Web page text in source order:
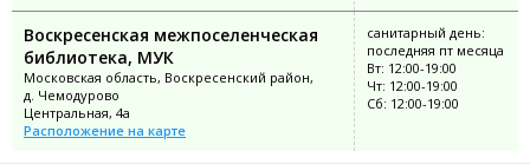
Воскресенская межпоселенческая
библиотека, МУК
Московская область, Воскресенский район,
д. Чемодурово
Центральная, 4а
Расположение на карте
санитарный день:
последняя пт месяца
Вт: 12:00-19:00
Чт: 12:00-19:00
Сб: 12:00-19:00